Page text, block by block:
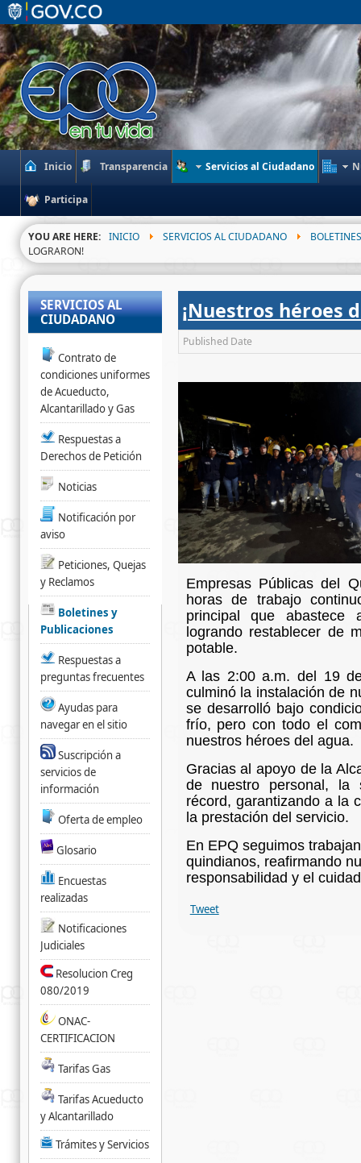
Inicio Transparencia Servicios al Ciudadano
Participa
YOU ARE HERE: INICIO SERVICIOS AL CIUDADANO
LOGRARON!
¡Nuestros héroes
Published Date
Empresas Públicas del
horas de trabajo
principal que abastece
logrando restablecer de
potable.
A las 2:00 a.m. del 19
culminó la instalación de
se desarrolló bajo
frío, pero con todo el
nuestros héroes del agua.
Gracias al apoyo de la
de nuestro personal, la
récord, garantizando a la
la prestación del servicio.
En EPQ seguimos
quindianos, reafirmando
responsabilidad y el
Tweet
SERVICIOS AL
CIUDADANO
Contrato de
condiciones uniformes
de Acueducto,
Alcantarillado y Gas
Respuestas a
Derechos de Petición
Noticias
Notificación por
aviso
Peticiones, Quejas
y Reclamos
Boletines y
Publicaciones
Respuestas a
preguntas frecuentes
Ayudas para
navegar en el sitio
Suscripción a
servicios de
información
Oferta de empleo
Glosario
Encuestas
realizadas
Notificaciones
Judiciales
Resolucion Creg
080/2019
ONAC-
CERTIFICACION
Tarifas Gas
Tarifas Acueducto
y Alcantarillado
Trámites y Servicios